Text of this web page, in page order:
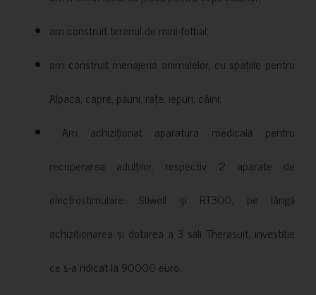
am construit terenul de mini-fotbal;
am construit menajeria animalelor, cu spațiile pentru
Alpaca, capre, păuni, rațe, iepuri, câini;
Am achiziționat aparatura medicală pentru
recuperarea adulților, respectiv 2 aparate de
electrostimulare: Stiwell și RT300, pe lângă
achiziționarea și dotarea a 3 săli Therasuit, investiție
ce s-a ridicat la 90000 euro.